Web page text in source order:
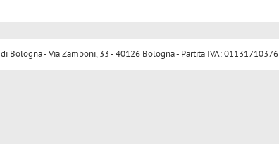
Bologna - Via Zamboni, 33 - 40126 Bologna - Partita IVA: 01131710376